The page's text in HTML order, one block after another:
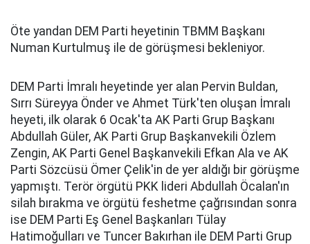
Öte yandan DEM Parti heyetinin TBMM Başkanı
Numan Kurtulmuş ile de görüşmesi bekleniyor.
DEM Parti İmralı heyetinde yer alan Pervin Buldan,
Sırrı Süreyya Önder ve Ahmet Türk'ten oluşan İmralı
heyeti, ilk olarak 6 Ocak'ta AK Parti Grup Başkanı
Abdullah Güler, AK Parti Grup Başkanvekili Özlem
Zengin, AK Parti Genel Başkanvekili Efkan Ala ve AK
Parti Sözcüsü Ömer Çelik'in de yer aldığı bir görüşme
yapmıştı. Terör örgütü PKK lideri Abdullah Öcalan'ın
silah bırakma ve örgütü feshetme çağrısından sonra
ise DEM Parti Eş Genel Başkanları Tülay
Hatimoğulları ve Tuncer Bakırhan ile DEM Parti Grup